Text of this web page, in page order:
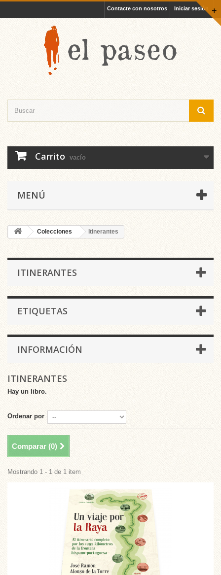
+
Iniciar sesión
Contacte con nosotros
Carrito vacío
MENÚ
Colecciones Itinerantes
ITINERANTES
ETIQUETAS
INFORMACIÓN
ITINERANTES
Hay un libro.
Ordenar por
Comparar (0)
Mostrando 1 - 1 de 1 item